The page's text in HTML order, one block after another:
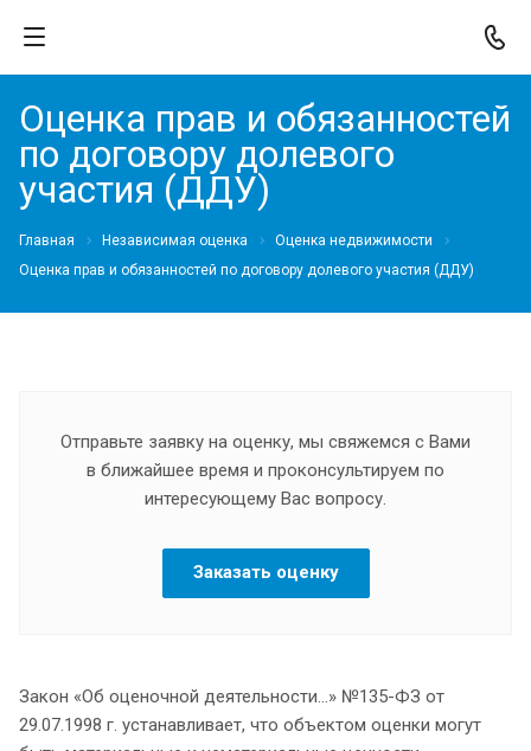
Оценка прав и обязанностей
по договору долевого
участия (ДДУ)
Главная Независимая оценка
Оценка недвижимости
Оценка прав и обязанностей по договору долевого участия (ДДУ)
Отправьте заявку на оценку, мы свяжемся с Вами
в ближайшее время и проконсультируем по
интересующему Вас вопросу.
Заказать оценку
Закон «Об оценочной деятельности…» №135-ФЗ от
29.07.1998 г. устанавливает, что объектом оценки могут